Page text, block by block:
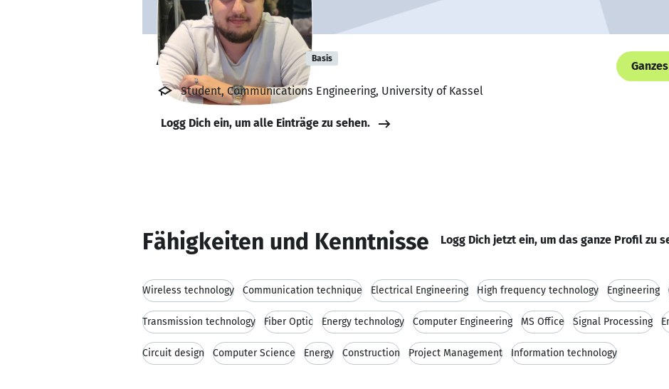
Anas Elmesmari Basis
Student, Communications Engineering, University of Kassel
Logg Dich ein, um alle Einträge zu sehen.
Fähigkeiten und Kenntnisse Logg Dich jetzt ein, um das ganze Profil zu
Wireless technology Communication technique Electrical Engineering High frequency technology Engineering
Transmission technology Fiber Optic Energy technology Computer Engineering MS Office Signal Processing
Circuit design Computer Science Energy Construction Project Management Information technology